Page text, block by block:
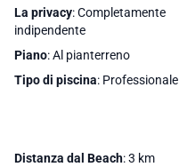
La privacy: Completamente
indipendente
Piano: Al pianterreno
Tipo di piscina: Professionale
Distanza dal Beach: 3 km